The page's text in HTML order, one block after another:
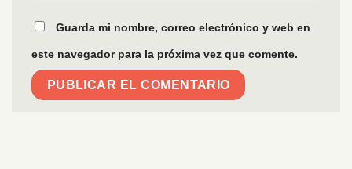
Guarda mi nombre, correo electrónico y web en
este navegador para la próxima vez que comente.